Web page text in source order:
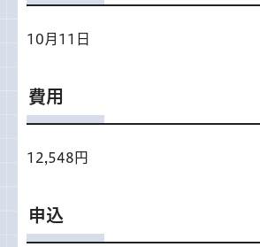
10月11日
費用
12,548円
申込